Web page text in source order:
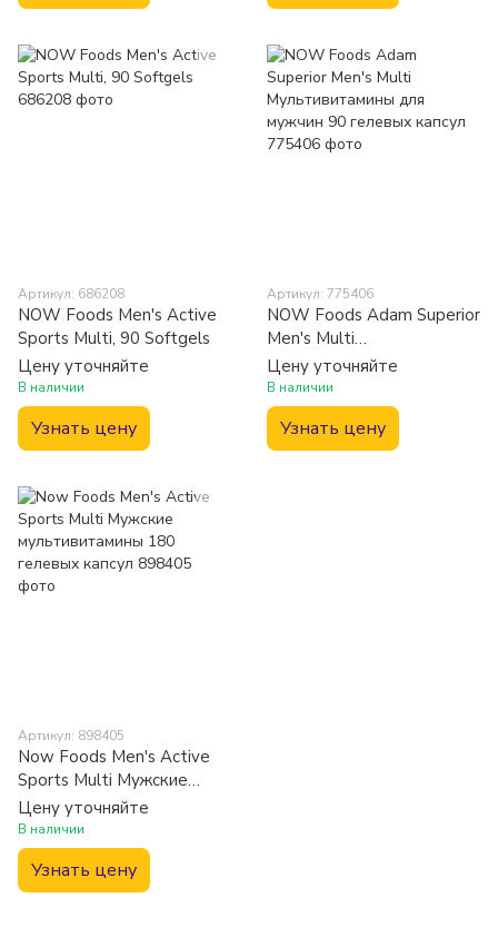
Артикул: 686208
NOW Foods Men's Active
Sports Multi, 90 Softgels
Цену уточняйте
В наличии
Узнать цену
Артикул: 775406
NOW Foods Adam Superior
Men's Multi
Мультивитамины для
мужчин 90 гелевых капсул
Цену уточняйте
В наличии
Узнать цену
Артикул: 898405
Now Foods Men's Active
Sports Multi Мужские
мультивитамины 180
гелевых капсул
Цену уточняйте
В наличии
Узнать цену